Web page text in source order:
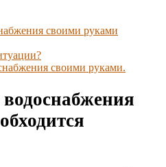
своими руками
своими руками.